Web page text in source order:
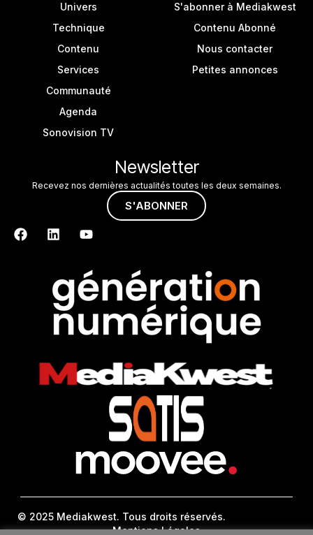
Univers
Technique
Contenu
Services
Communauté
Agenda
Sonovision TV
S'abonner à Mediakwest
Contenu Abonné
Nous contacter
Petites annonces
Newsletter
Recevez nos dernières actualités toutes les deux semaines.
S'ABONNER
© 2025 Mediakwest. Tous droits réservés.
Mentions Légales